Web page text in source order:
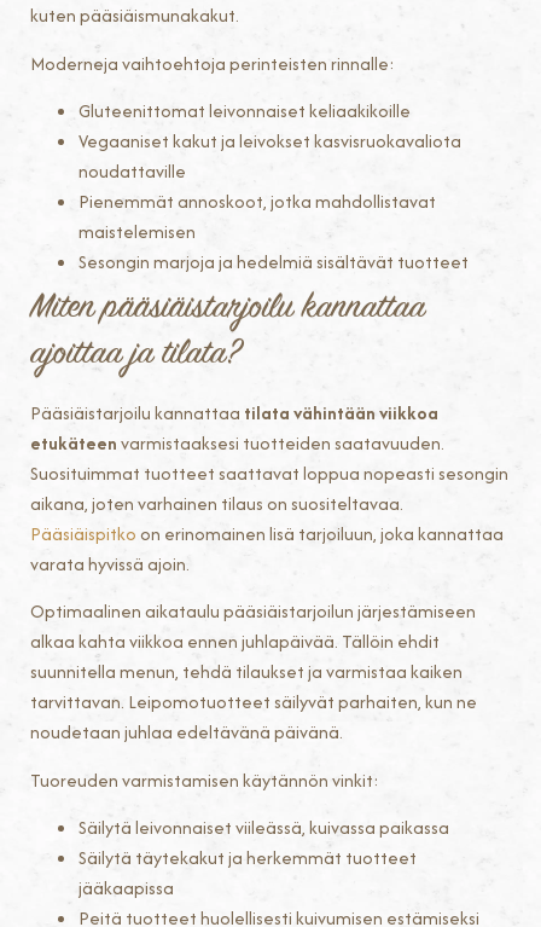
kuten pääsiäismunakakut.
Moderneja vaihtoehtoja perinteisten rinnalle:
Gluteenittomat leivonnaiset keliaakikoille
Vegaaniset kakut ja leivokset kasvisruokavaliota
noudattaville
Pienemmät annoskoot, jotka mahdollistavat
maistelemisen
Sesongin marjoja ja hedelmiä sisältävät tuotteet
Miten pääsiäistarjoilu kannattaa
ajoittaa ja tilata?
Pääsiäistarjoilu kannattaa tilata vähintään viikkoa
etukäteenvarmistaaksesi tuotteiden saatavuuden.
Suosituimmat tuotteet saattavat loppua nopeasti sesongin
aikana, joten varhainen tilaus on suositeltavaa.
Pääsiäispitkoon erinomainen lisä tarjoiluun, joka kannattaa
varata hyvissä ajoin.
Optimaalinen aikataulu pääsiäistarjoilun järjestämiseen
alkaa kahta viikkoa ennen juhlapäivää. Tällöin ehdit
suunnitella menun, tehdä tilaukset ja varmistaa kaiken
tarvittavan. Leipomotuotteet säilyvät parhaiten, kun ne
noudetaan juhlaa edeltävänä päivänä.
Tuoreuden varmistamisen käytännön vinkit:
Säilytä leivonnaiset viileässä, kuivassa paikassa
Säilytä täytekakut ja herkemmät tuotteet
jääkaapissa
Peitä tuotteet huolellisesti kuivumisen estämiseksi